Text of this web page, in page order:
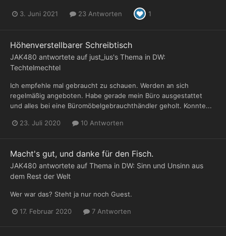
3. Juni 2021 23 Antworten 1
Höhenverstellbarer Schreibtisch
JAK480 antwortete auf just_ius's Thema in DW:
Techtelmechtel
Ich empfehle mal gebraucht zu schauen. Werden an sich
regelmäßig angeboten. Habe gerade mein Büro ausgestattet
und alles bei eine Büromöbelgebrauchthändler geholt. Konnte...
23. Juli 2020 10 Antworten
Macht's gut, und danke für den Fisch.
JAK480 antwortete auf Thema in DW: Sinn und Unsinn aus
dem Rest der Welt
Wer war das? Steht ja nur noch Guest.
17. Februar 2020 7 Antworten